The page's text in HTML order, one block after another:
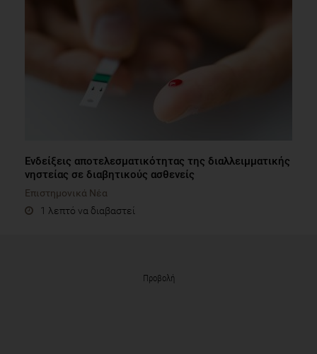
Ενδείξεις αποτελεσματικότητας της διαλλειμματικής
νηστείας σε διαβητικούς ασθενείς
Επιστημονικά Νέα
1 λεπτό να διαβαστεί
Προβολή